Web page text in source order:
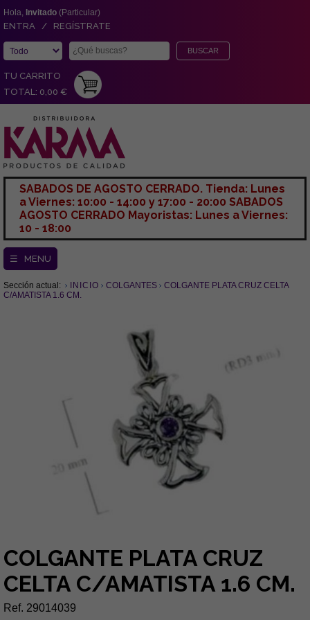
Hola, Invitado (Particular)
ENTRA / REGÍSTRATE
TU CARRITO
TOTAL: 0,00 €
SABADOS DE AGOSTO CERRADO. Tienda: Lunes
a Viernes: 10:00 - 14:00 y 17:00 - 20:00 SABADOS
AGOSTO CERRADO Mayoristas: Lunes a Viernes:
10 - 18:00
☰ MENU
Sección actual: INICIO COLGANTES
COLGANTE PLATA CRUZ CELTA
C/AMATISTA 1.6 CM.
COLGANTE PLATA CRUZ
CELTA C/AMATISTA 1.6 CM.
Ref. 29014039